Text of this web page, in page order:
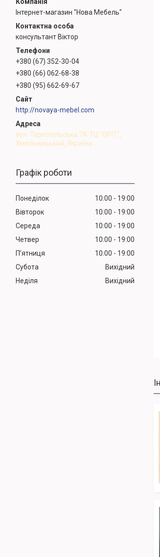
Інтернет-магазин "Нова Мебель"
консультант Віктор
+380 (67) 352-30-04
+380 (66) 062-68-38
+380 (95) 662-69-67
http://novaya-mebel.com
вул. Тернопільська 7А ТЦ "ОРІТ",
Хмельницький, Україна
Графік роботи
Понеділок 10:00
19:00
Вівторок
10:00
19:00
Середа
10:00
19:00
Четвер
10:00
19:00
Пʼятниця
10:00
19:00
Субота
Вихідний
Неділя
Вихідний